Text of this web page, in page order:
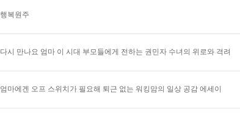
행복원주
다시 만나요 엄마 이 시대 부모들에게 전하는 권민자 수녀의 위로와 격려
엄마에겐 오프 스위치가 필요해 퇴근 없는 워킹맘의 일상 공감 에세이